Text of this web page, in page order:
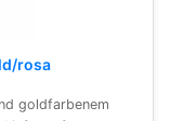
rosa
goldfarbenem